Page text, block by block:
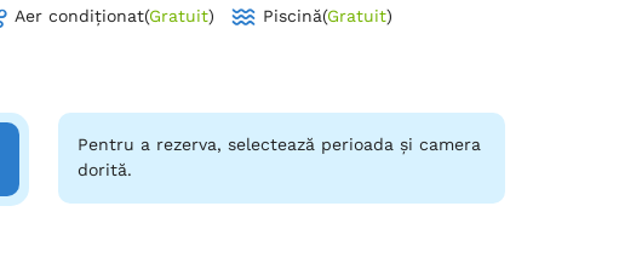
Aer condiționat(Gratuit) Piscină(Gratuit)
Pentru a rezerva, selectează perioada și camera
dorită.